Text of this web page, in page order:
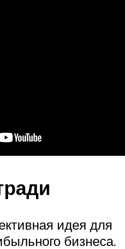
идея для
бизнеса.